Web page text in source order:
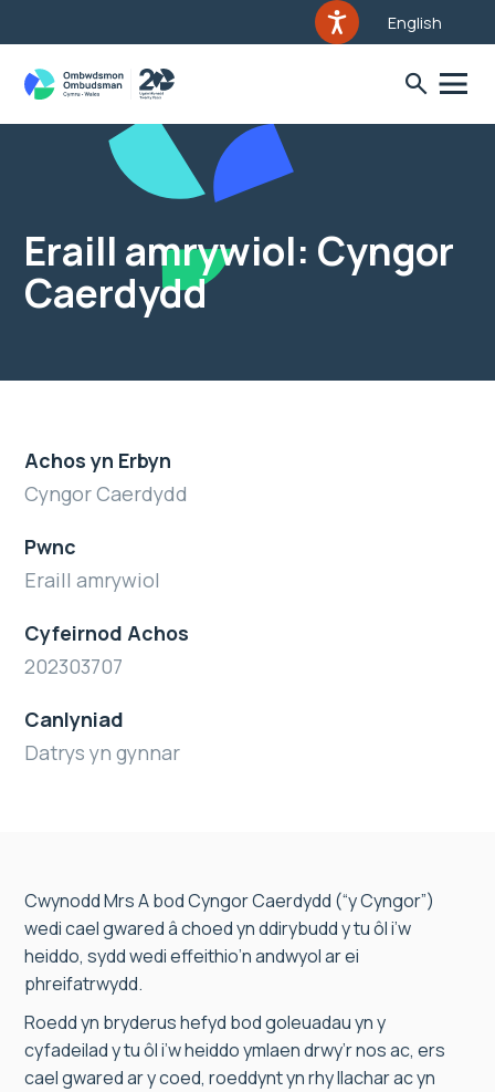
English
Eraill amrywiol: Cyngor
Caerdydd
Achos yn Erbyn
Cyngor Caerdydd
Pwnc
Eraill amrywiol
Cyfeirnod Achos
202303707
Canlyniad
Datrys yn gynnar
Cwynodd Mrs A bod Cyngor Caerdydd (“y Cyngor”)
wedi cael gwared â choed yn ddirybudd y tu ôl i’w
heiddo, sydd wedi effeithio’n andwyol ar ei
phreifatrwydd.
Roedd yn bryderus hefyd bod goleuadau yn y
cyfadeilad y tu ôl i’w heiddo ymlaen drwy’r nos ac, ers
cael gwared ar y coed, roeddynt yn rhy llachar ac yn